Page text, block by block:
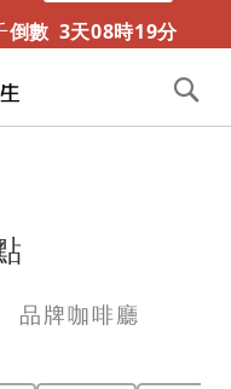
倒數 3天08時19分
限時免運
品牌咖啡廳